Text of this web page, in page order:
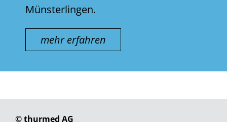
Münsterlingen.
mehr erfahren
© thurmed AG